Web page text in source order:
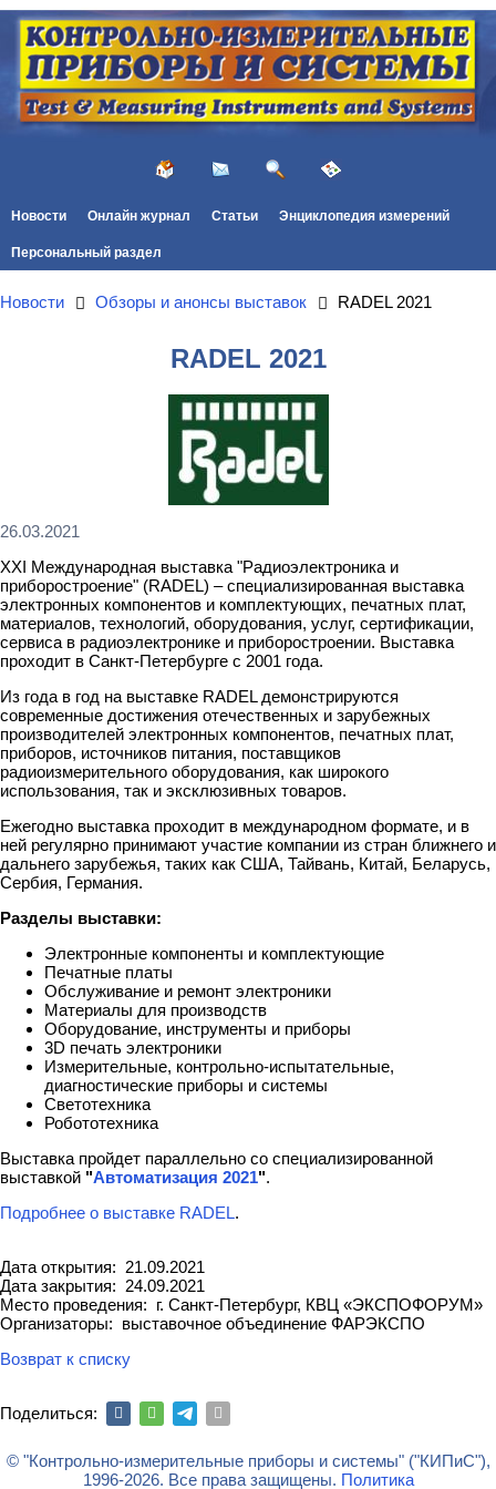
Новости Онлайн журнал Статьи Энциклопедия измерений
Персональный раздел
Новости Обзоры и анонсы выставок RADEL 2021
RADEL 2021
26.03.2021
XXI Международная выставка "Радиоэлектроника и
приборостроение" (RADEL) – специализированная выставка
электронных компонентов и комплектующих, печатных плат,
материалов, технологий, оборудования, услуг, сертификации,
сервиса в радиоэлектронике и приборостроении. Выставка
проходит в Санкт-Петербурге с 2001 года.
Из года в год на выставке RADEL демонстрируются
современные достижения отечественных и зарубежных
производителей электронных компонентов, печатных плат,
приборов, источников питания, поставщиков
радиоизмерительного оборудования, как широкого
использования, так и эксклюзивных товаров.
Ежегодно выставка проходит в международном формате, и в
ней регулярно принимают участие компании из стран ближнего и
дальнего зарубежья, таких как США, Тайвань, Китай, Беларусь,
Сербия, Германия.
Разделы выставки:
Электронные компоненты и комплектующие
Печатные платы
Обслуживание и ремонт электроники
Материалы для производств
Оборудование, инструменты и приборы
3D печать электроники
Измерительные, контрольно-испытательные,
диагностические приборы и системы
Светотехника
Робототехника
Выставка пройдет параллельно со специализированной
выставкой "Автоматизация 2021".
Подробнее о выставке RADEL.
Дата открытия: 21.09.2021
Дата закрытия: 24.09.2021
Место проведения: г. Санкт-Петербург, КВЦ «ЭКСПОФОРУМ»
Организаторы: выставочное объединение ФАРЭКСПО
Возврат к списку
Поделиться:
© "Контрольно-измерительные приборы и системы" ("КИПиС"),
1996-2026. Все права защищены. Политика